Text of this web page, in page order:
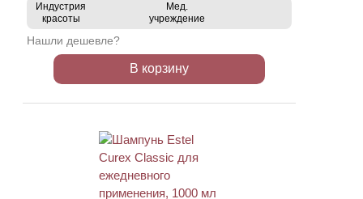
Индустрия
красоты
Мед.
учреждение
Нашли дешевле?
В корзину